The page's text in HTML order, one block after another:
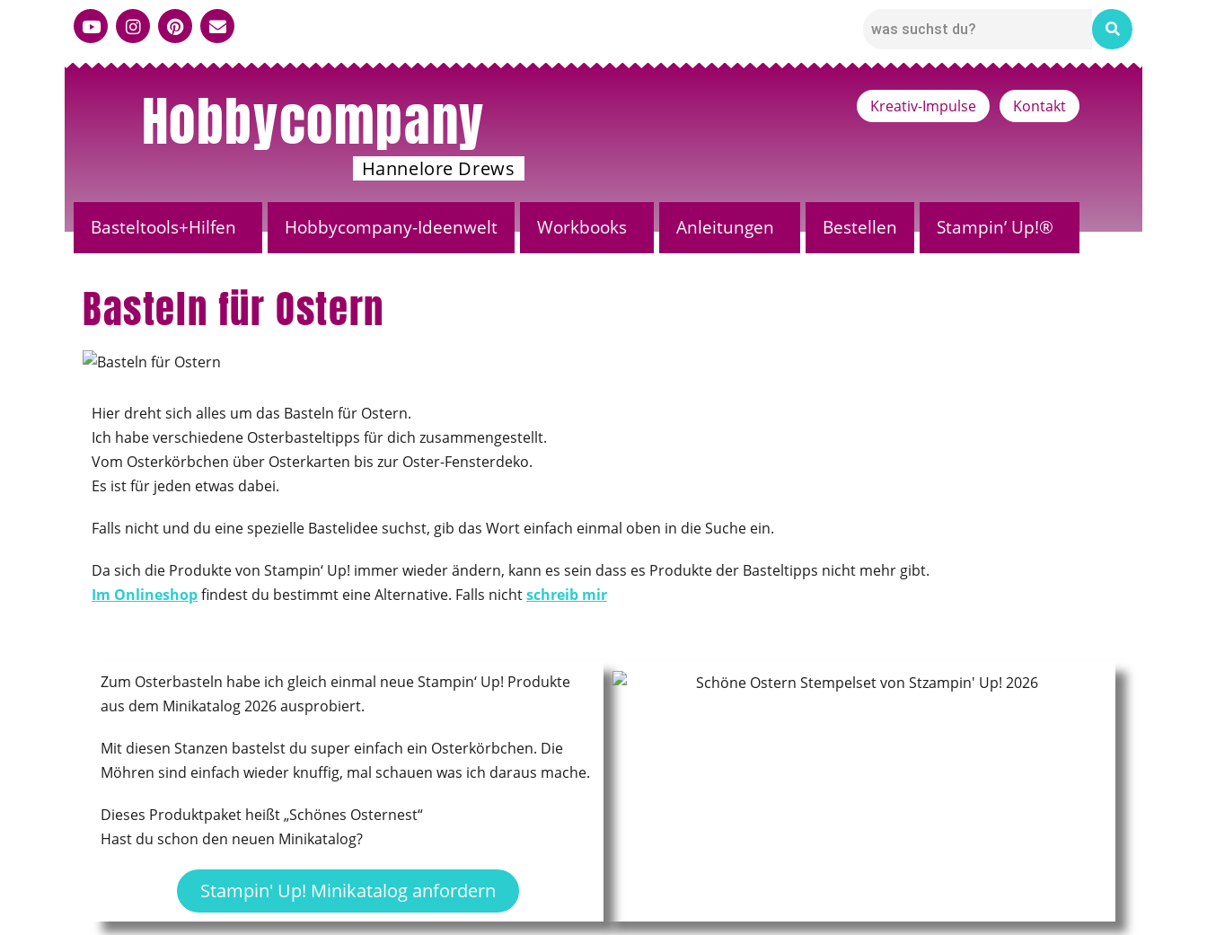
Hobbycompany
Hannelore Drews
Kreativ-Impulse Kontakt
Basteltools+Hilfen Hobbycompany-Ideenwelt Workbooks Anleitungen Bestellen Stampin’ Up!®
Basteln für Ostern
Hier dreht sich alles um das Basteln für Ostern.
Ich habe verschiedene Osterbasteltipps für dich zusammengestellt.
Vom Osterkörbchen über Osterkarten bis zur Oster-Fensterdeko.
Es ist für jeden etwas dabei.
Falls nicht und du eine spezielle Bastelidee suchst, gib das Wort einfach einmal oben in die Suche ein.
Da sich die Produkte von Stampin‘ Up! immer wieder ändern, kann es sein dass es Produkte der Basteltipps nicht mehr gibt.
Im Onlineshopfindest du bestimmt eine Alternative. Falls nichtschreib mir
Zum Osterbasteln habe ich gleich einmal neue Stampin‘ Up! Produkte
aus dem Minikatalog 2026 ausprobiert.
Mit diesen Stanzen bastelst du super einfach ein Osterkörbchen. Die
Möhren sind einfach wieder knuffig, mal schauen was ich daraus mache.
Dieses Produktpaket heißt „Schönes Osternest“
Hast du schon den neuen Minikatalog?
Stampin' Up! Minikatalog anfordern